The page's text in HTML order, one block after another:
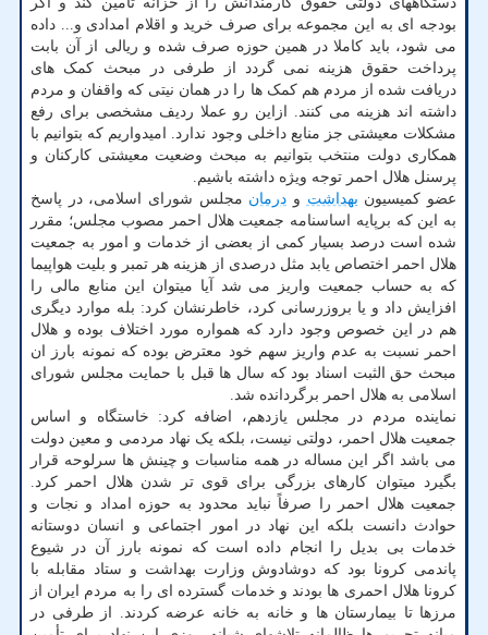
بودجه ای به این مجموعه برای صرف خرید و اقلام امدادی و... داده
می شود، باید کاملا در همین حوزه صرف شده و ریالی از آن بابت
پرداخت حقوق هزینه نمی گردد از طرفی در مبحث کمک های
دریافت شده از مردم هم کمک ها را در همان نیتی که واقفان و مردم
داشته اند هزینه می کنند. ازاین رو عملا ردیف مشخصی برای رفع
مشکلات معیشتی جز منابع داخلی وجود ندارد. امیدواریم که بتوانیم با
همکاری دولت منتخب بتوانیم به مبحث وضعیت معیشتی کارکنان و
پرسنل هلال احمر توجه ویژه داشته باشیم.
عضو کمیسیون بهداشت و درمان مجلس شورای اسلامی، در پاسخ
به این که برپایه اساسنامه جمعیت هلال احمر مصوب مجلس؛ مقرر
شده است درصد بسیار کمی از بعضی از خدمات و امور به جمعیت
هلال احمر اختصاص یابد مثل درصدی از هزینه هر تمبر و بلیت هواپیما
که به حساب جمعیت واریز می شد آیا میتوان این منابع مالی را
افزایش داد و یا بروزرسانی کرد، خاطرنشان کرد: بله موارد دیگری
هم در این خصوص وجود دارد که همواره مورد اختلاف بوده و هلال
احمر نسبت به عدم واریز سهم خود معترض بوده که نمونه بارز ان
مبحث حق الثبت اسناد بود که سال ها قبل با حمایت مجلس شورای
اسلامی به هلال احمر برگردانده شد.
نماینده مردم در مجلس یازدهم، اضافه کرد: خاستگاه و اساس
جمعیت هلال احمر، دولتی نیست، بلکه یک نهاد مردمی و معین دولت
می باشد اگر این مساله در همه مناسبات و چینش ها سرلوحه قرار
بگیرد میتوان کارهای بزرگی برای قوی تر شدن هلال احمر کرد.
جمعیت هلال احمر را صرفاً نباید محدود به حوزه امداد و نجات و
حوادث دانست بلکه این نهاد در امور اجتماعی و انسان دوستانه
خدمات بی بدیل را انجام داده است که نمونه بارز آن در شیوع
پاندمی کرونا بود که دوشادوش وزارت بهداشت و ستاد مقابله با
کرونا هلال احمری ها بودند و خدمات گسترده ای را به مردم ایران از
مرزها تا بیمارستان ها و خانه به خانه عرضه کردند. از طرفی در